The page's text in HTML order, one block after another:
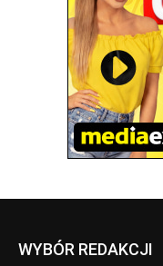
WYBÓR REDAKCJI